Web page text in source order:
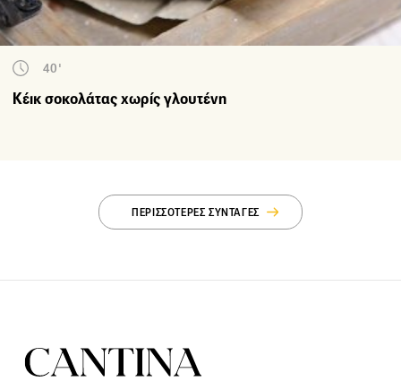
40'
Κέικ σοκολάτας χωρίς γλουτένη
ΠΕΡΙΣΣΟΤΕΡΕΣ ΣΥΝΤΑΓΕΣ